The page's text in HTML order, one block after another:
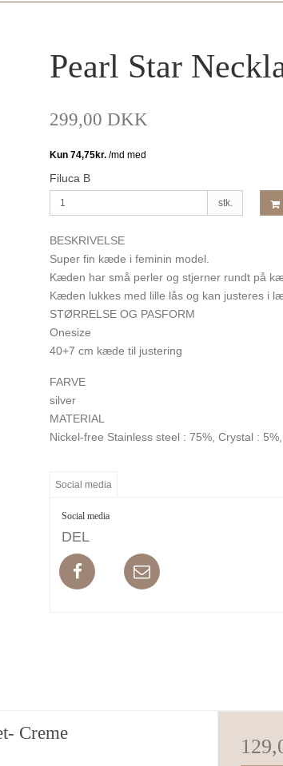
Pearl Star
299,00 DKK
Filuca B
stk.
BESKRIVELSE
Super fin kæde i feminin model.
Kæden har små perler og stjerner rundt på
Kæden lukkes med lille lås og kan justeres i
STØRRELSE OG PASFORM
Onesize
40+7 cm kæde til justering
FARVE
silver
MATERIAL
Nickel-free Stainless steel : 75%, Crystal :
Social media
Social media
DEL
Creme